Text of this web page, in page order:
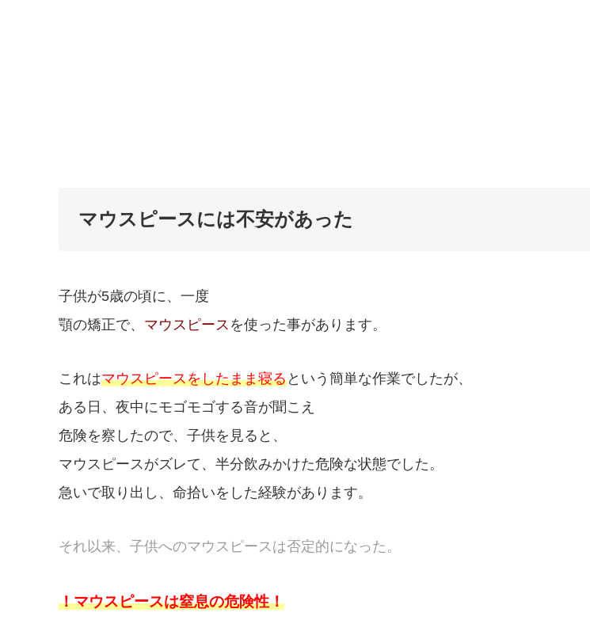
マウスピースには不安があった
子供が5歳の頃に、一度
顎の矯正で、 マウスピース を使った事があります。
これはマウスピースをしたまま寝るという簡単な作業でしたが、
ある日、夜中にモゴモゴする音が聞こえ
危険を察したので、子供を見ると、
マウスピースがズレて、半分飲みかけた危険な状態でした。
急いで取り出し、命拾いをした経験があります。
それ以来、子供へのマウスピースは否定的になった。
！マウスピースは窒息の危険性！